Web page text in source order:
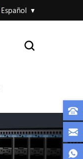
Español